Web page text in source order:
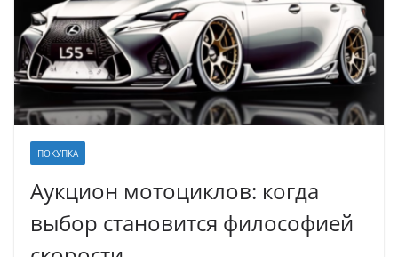
ПОКУПКА
Аукцион мотоциклов: когда
выбор становится философией